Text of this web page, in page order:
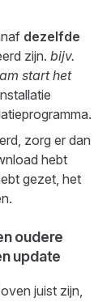
dezelfde
zijn. bijv.
start het
zorg er dan
hebt
gezet, het
oudere
update
juist zijn,